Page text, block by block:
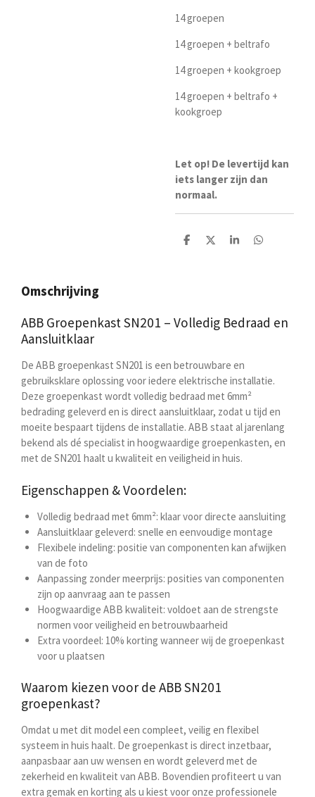
14 groepen
14 groepen + beltrafo
14 groepen + kookgroep
14 groepen + beltrafo +
kookgroep
Let op! De levertijd kan
iets langer zijn dan
normaal.
D
D
S
D
Omschrijving
ABB Groepenkast SN201 – Volledig Bedraad en
Aansluitklaar
De ABB groepenkast SN201 is een betrouwbare en
gebruiksklare oplossing voor iedere elektrische installatie.
Deze groepenkast wordt volledig bedraad met 6mm²
bedrading geleverd en is direct aansluitklaar, zodat u tijd en
moeite bespaart tijdens de installatie. ABB staat al jarenlang
bekend als dé specialist in hoogwaardige groepenkasten, en
met de SN201 haalt u kwaliteit en veiligheid in huis.
Eigenschappen & Voordelen:
Volledig bedraad met 6mm²: klaar voor directe aansluiting
Aansluitklaar geleverd: snelle en eenvoudige montage
Flexibele indeling: positie van componenten kan afwijken
van de foto
Aanpassing zonder meerprijs: posities van componenten
zijn op aanvraag aan te passen
Hoogwaardige ABB kwaliteit: voldoet aan de strengste
normen voor veiligheid en betrouwbaarheid
Extra voordeel: 10% korting wanneer wij de groepenkast
voor u plaatsen
Waarom kiezen voor de ABB SN201
groepenkast?
Omdat u met dit model een compleet, veilig en flexibel
systeem in huis haalt. De groepenkast is direct inzetbaar,
aanpasbaar aan uw wensen en wordt geleverd met de
zekerheid en kwaliteit van ABB. Bovendien profiteert u van
extra gemak en korting als u kiest voor onze professionele